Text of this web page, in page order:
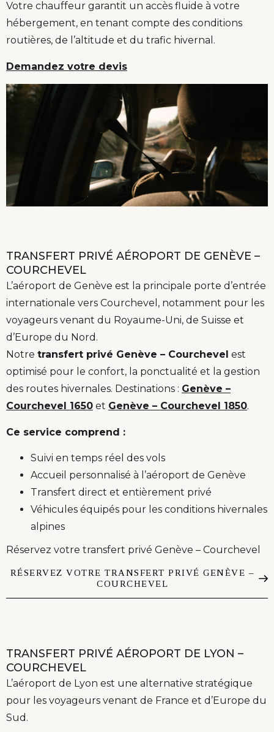
Votre chauffeur garantit un accès fluide à votre
hébergement, en tenant compte des conditions
routières, de l’altitude et du trafic hivernal.
Demandez votre devis
TRANSFERT PRIVÉ AÉROPORT DE GENÈVE –
COURCHEVEL
L’aéroport de Genève est la principale porte d’entrée
internationale vers Courchevel, notamment pour les
voyageurs venant du Royaume-Uni, de Suisse et
d’Europe du Nord.
Notre transfert privé Genève – Courchevel est
optimisé pour le confort, la ponctualité et la gestion
des routes hivernales. Destinations : Genève –
Courchevel 1650 et Genève – Courchevel 1850.
Ce service comprend :
Suivi en temps réel des vols
Accueil personnalisé à l’aéroport de Genève
Transfert direct et entièrement privé
Véhicules équipés pour les conditions hivernales
alpines
Réservez votre transfert privé Genève – Courchevel
RÉSERVEZ VOTRE TRANSFERT PRIVÉ GENÈVE –
COURCHEVEL
TRANSFERT PRIVÉ AÉROPORT DE LYON –
COURCHEVEL
L’aéroport de Lyon est une alternative stratégique
pour les voyageurs venant de France et d’Europe du
Sud.